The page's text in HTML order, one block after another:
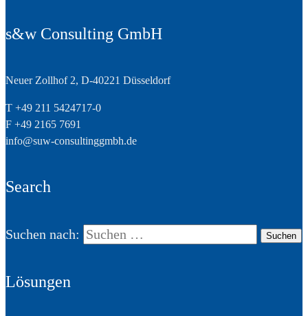
s&w Consulting GmbH
Neuer Zollhof 2, D-40221 Düsseldorf
T +49 211 5424717-0
F +49 2165 7691
info@suw-consultinggmbh.de
Search
Suchen nach:
Lösungen